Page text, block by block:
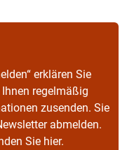
erklären Sie
regelmäßig
zusenden. Sie
abmelden.
Sie hier.